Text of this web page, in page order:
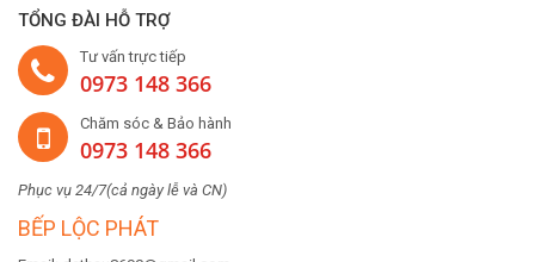
TỔNG ĐÀI HỖ TRỢ
Tư vấn trực tiếp
0973 148 366
Chăm sóc & Bảo hành
0973 148 366
Phục vụ 24/7(cả ngày lễ và CN)
BẾP LỘC PHÁT